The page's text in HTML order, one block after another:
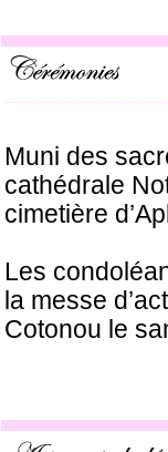
Muni des
cathédrale
cimetière
Les
la messe
Cotonou le